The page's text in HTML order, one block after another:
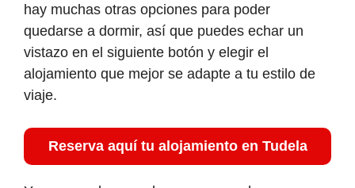
hay muchas otras opciones para poder
quedarse a dormir, así que puedes echar un
vistazo en el siguiente botón y elegir el
alojamiento que mejor se adapte a tu estilo de
viaje.
Reserva aquí tu alojamiento en Tudela